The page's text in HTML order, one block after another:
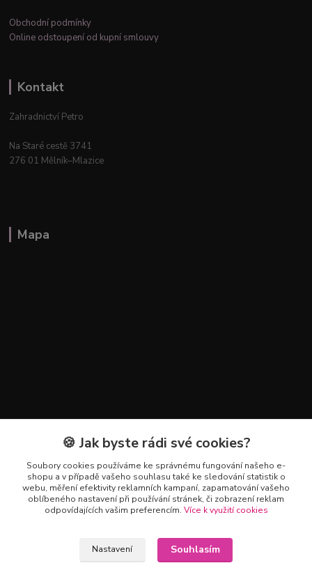
Obchodní podmínky
Online odstoupení od kupní smlouvy
Kontakt
Zahradnictví Petro
Na Staré cestě 3741
276 01 Mělník–Mlazice
Mapa
Kontakty
+420 602 223 614
info@zahradnictvipetro.cz
🍪 Jak byste rádi své cookies?
Soubory cookies používáme ke správnému fungování našeho e-
shopu a v případě vašeho souhlasu také ke sledování statistik o
webu, měření efektivity reklamních kampaní, zapamatování vašeho
oblíbeného nastavení při používání stránek, či zobrazení reklam
odpovídajících vašim preferencím. Více k využití cookies
Nastavení Souhlasím